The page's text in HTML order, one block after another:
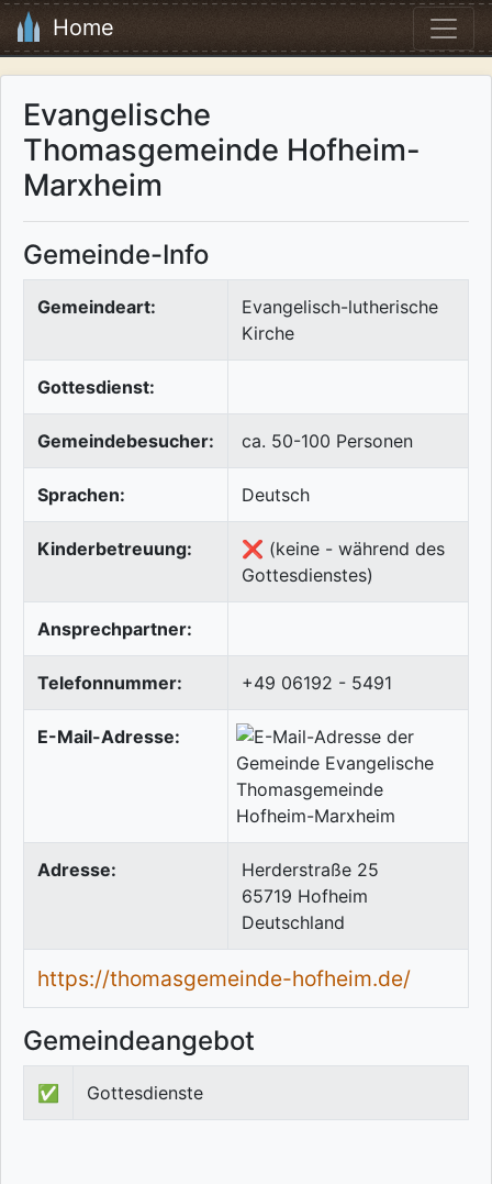
Home
Evangelische
Thomasgemeinde Hofheim-
Marxheim
Gemeinde-Info
Gemeindeart:
Evangelisch-lutherische
Kirche
Gottesdienst:
Gemeindebesucher: ca. 50-100 Personen
Sprachen: Deutsch
Kinderbetreuung:
❌ (keine - während des
Gottesdienstes)
Ansprechpartner:
Telefonnummer: +49 06192 - 5491
E-Mail-Adresse:
Adresse:
Herderstraße 25
65719 Hofheim
Deutschland
https://thomasgemeinde-hofheim.de/
Gemeindeangebot
✅ Gottesdienste